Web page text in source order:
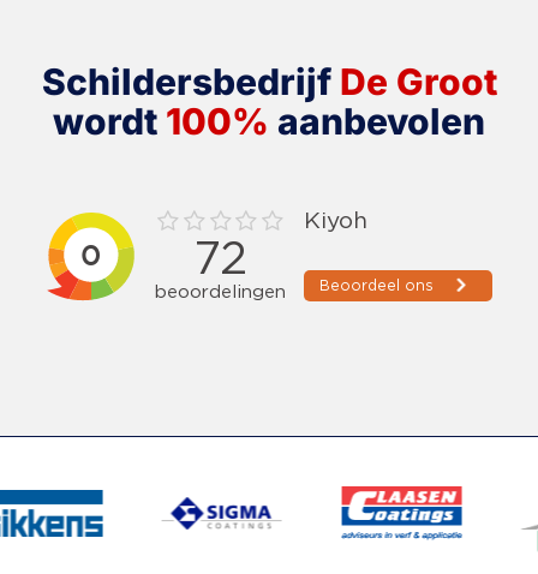
Schildersbedrijf De Groot
wordt 100% aanbevolen